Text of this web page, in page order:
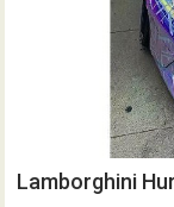
Lamborghini